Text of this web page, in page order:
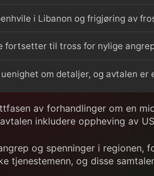
i Libanon og frigjøring av
fortsetter til tross for nylige
om detaljer, og avtalen er
av forhandlinger om en
inkludere oppheving av
og spenninger i regionen,
tjenestemenn, og disse